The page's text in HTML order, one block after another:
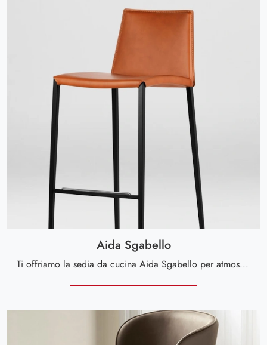
Aida Sgabello
Ti offriamo la sedia da cucina Aida Sgabello per atmosfere moderne, tra le più belle Sedie sgabelli di Calligaris.